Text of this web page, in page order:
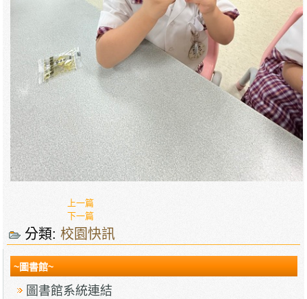
上一篇
下一篇
分類:校園快訊
~圖書館~
圖書館系統連結